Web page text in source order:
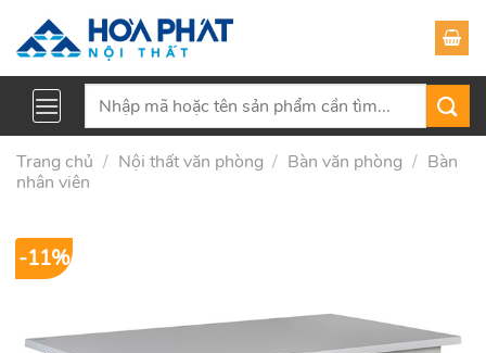
Tìm
Trang chủ / Nội thất văn phòng / Bàn văn phòng / Bàn
nhân viên
-11%